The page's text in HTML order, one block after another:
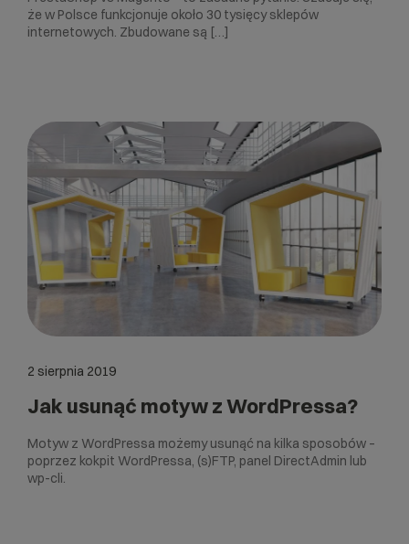
że w Polsce funkcjonuje około 30 tysięcy sklepów
internetowych. Zbudowane są […]
2 sierpnia 2019
Jak usunąć motyw z WordPressa?
Motyw z WordPressa możemy usunąć na kilka sposobów –
poprzez kokpit WordPressa, (s)FTP, panel DirectAdmin lub
wp-cli.